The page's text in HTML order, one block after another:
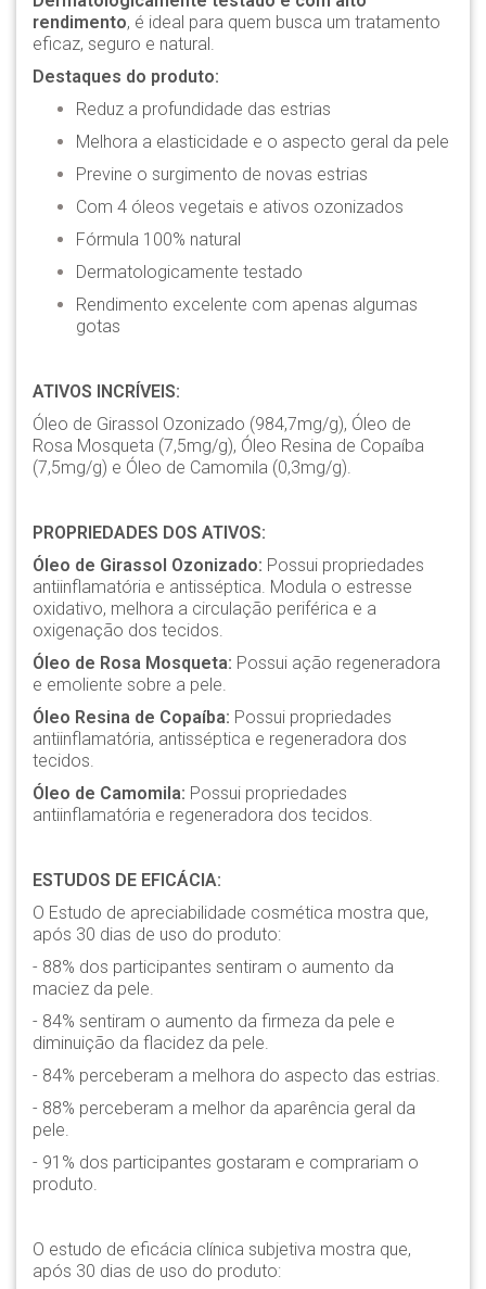
rendimento, é ideal para quem busca um tratamento
eficaz, seguro e natural.
Destaques do produto:
Reduz a profundidade das estrias
Melhora a elasticidade e o aspecto geral da pele
Previne o surgimento de novas estrias
Com 4 óleos vegetais e ativos ozonizados
Fórmula 100% natural
Dermatologicamente testado
Rendimento excelente com apenas algumas
gotas
ATIVOS INCRÍVEIS:
Óleo de Girassol Ozonizado (984,7mg/g), Óleo de
Rosa Mosqueta (7,5mg/g), Óleo Resina de Copaíba
(7,5mg/g) e Óleo de Camomila (0,3mg/g).
PROPRIEDADES DOS ATIVOS:
Óleo de Girassol Ozonizado: Possui propriedades
antiinflamatória e antisséptica. Modula o estresse
oxidativo, melhora a circulação periférica e a
oxigenação dos tecidos.
Óleo de Rosa Mosqueta: Possui ação regeneradora
e emoliente sobre a pele.
Óleo Resina de Copaíba: Possui propriedades
antiinflamatória, antisséptica e regeneradora dos
tecidos.
Óleo de Camomila: Possui propriedades
antiinflamatória e regeneradora dos tecidos.
ESTUDOS DE EFICÁCIA:
O Estudo de apreciabilidade cosmética mostra que,
após 30 dias de uso do produto:
- 88% dos participantes sentiram o aumento da
maciez da pele.
- 84% sentiram o aumento da firmeza da pele e
diminuição da flacidez da pele.
- 84% perceberam a melhora do aspecto das estrias.
- 88% perceberam a melhor da aparência geral da
pele.
- 91% dos participantes gostaram e comprariam o
produto.
O estudo de eficácia clínica subjetiva mostra que,
após 30 dias de uso do produto: